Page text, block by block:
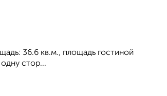
36.6 кв.м., площадь гостиной
стор...